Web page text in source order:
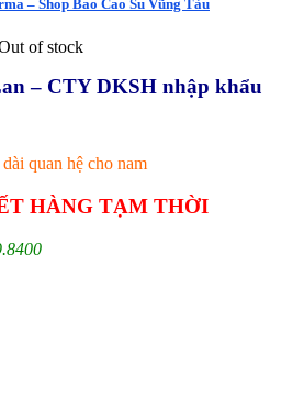
– Shop Bao Cao Su Vũng Tàu
of stock
– CTY DKSH nhập khẩu
quan hệ cho nam
HÀNG TẠM THỜI